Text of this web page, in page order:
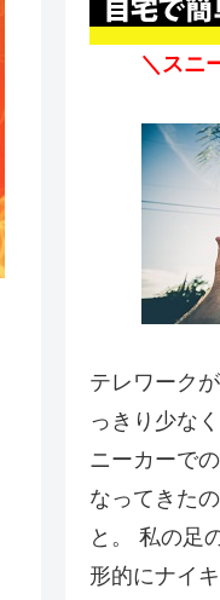
＼スニ
テレワーク
っきり少な
ニーカーで
なってきた
と。 私の足
形的にナイ